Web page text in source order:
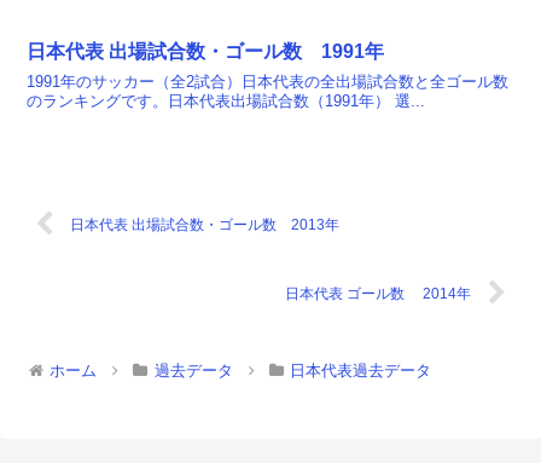
日本代表 出場試合数・ゴール数 1991年
1991年のサッカー（全2試合）日本代表の全出場試合数と全ゴール数
のランキングです。日本代表出場試合数（1991年） 選...
日本代表 出場試合数・ゴール数 2013年
日本代表 ゴール数 2014年
ホーム 過去データ 日本代表過去データ